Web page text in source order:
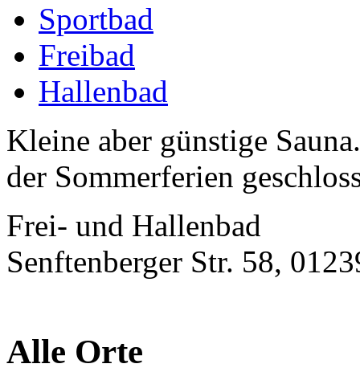
Sportbad
Freibad
Hallenbad
Kleine aber günstige
der Sommerferien
Frei- und Hallenbad
Senftenberger Str. 58,
Alle Orte